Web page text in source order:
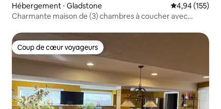
Hébergement ⋅ Gladstone Évaluation
4,94 (155)
Charmante maison de (3) chambres à coucher avec
Coup de cœur voyageurs
Coup de cœur voyageurs